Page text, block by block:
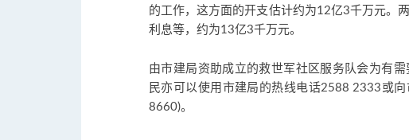
的工作，这方面的开支估计约为12亿3千万元。
利息等，约为13亿3千万元。
由市建局资助成立的救世军社区服务队会为有
民亦可以使用市建局的热线电话2588 2333或
8660)。